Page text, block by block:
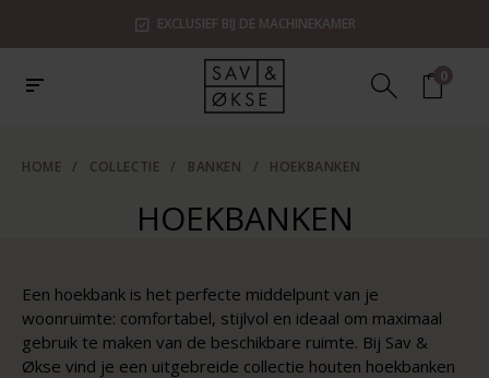
EXCLUSIEF BIJ DE MACHINEKAMER
0
HOME / COLLECTIE / BANKEN / HOEKBANKEN
HOEKBANKEN
Een hoekbank is het perfecte middelpunt van je
woonruimte: comfortabel, stijlvol en ideaal om maximaal
gebruik te maken van de beschikbare ruimte. Bij Sav &
Økse vind je een uitgebreide collectie houten hoekbanken